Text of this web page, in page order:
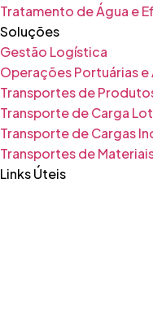
Tratamento de Água e
Soluções
Gestão Logística
Operações Portuárias e
Transportes de
Transporte de Carga
Transporte de Cargas
Transportes de
Links Úteis